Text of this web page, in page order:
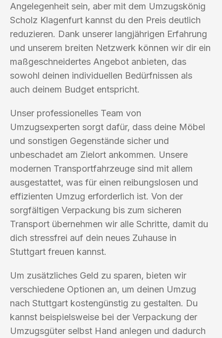
Angelegenheit sein, aber mit dem Umzugskönig
Scholz Klagenfurt kannst du den Preis deutlich
reduzieren. Dank unserer langjährigen Erfahrung
und unserem breiten Netzwerk können wir dir ein
maßgeschneidertes Angebot anbieten, das
sowohl deinen individuellen Bedürfnissen als
auch deinem Budget entspricht.
Unser professionelles Team von
Umzugsexperten sorgt dafür, dass deine Möbel
und sonstigen Gegenstände sicher und
unbeschadet am Zielort ankommen. Unsere
modernen Transportfahrzeuge sind mit allem
ausgestattet, was für einen reibungslosen und
effizienten Umzug erforderlich ist. Von der
sorgfältigen Verpackung bis zum sicheren
Transport übernehmen wir alle Schritte, damit du
dich stressfrei auf dein neues Zuhause in
Stuttgart freuen kannst.
Um zusätzliches Geld zu sparen, bieten wir
verschiedene Optionen an, um deinen Umzug
nach Stuttgart kostengünstig zu gestalten. Du
kannst beispielsweise bei der Verpackung der
Umzugsgüter selbst Hand anlegen und dadurch